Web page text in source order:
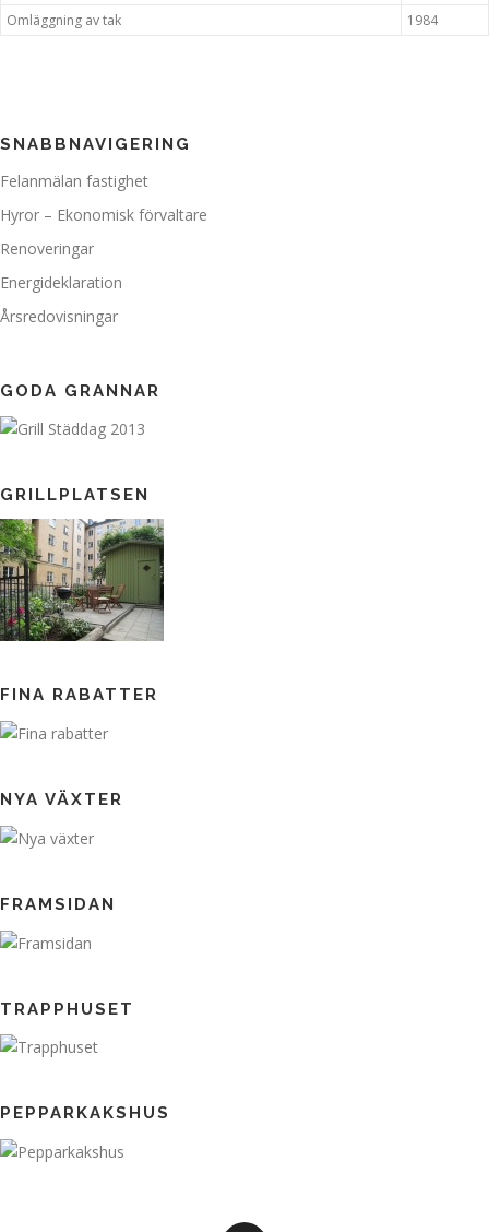
Omläggning av tak
1984
SNABBNAVIGERING
Felanmälan fastighet
Hyror – Ekonomisk förvaltare
Renoveringar
Energideklaration
Årsredovisningar
GODA GRANNAR
GRILLPLATSEN
FINA RABATTER
NYA VÄXTER
FRAMSIDAN
TRAPPHUSET
PEPPARKAKSHUS